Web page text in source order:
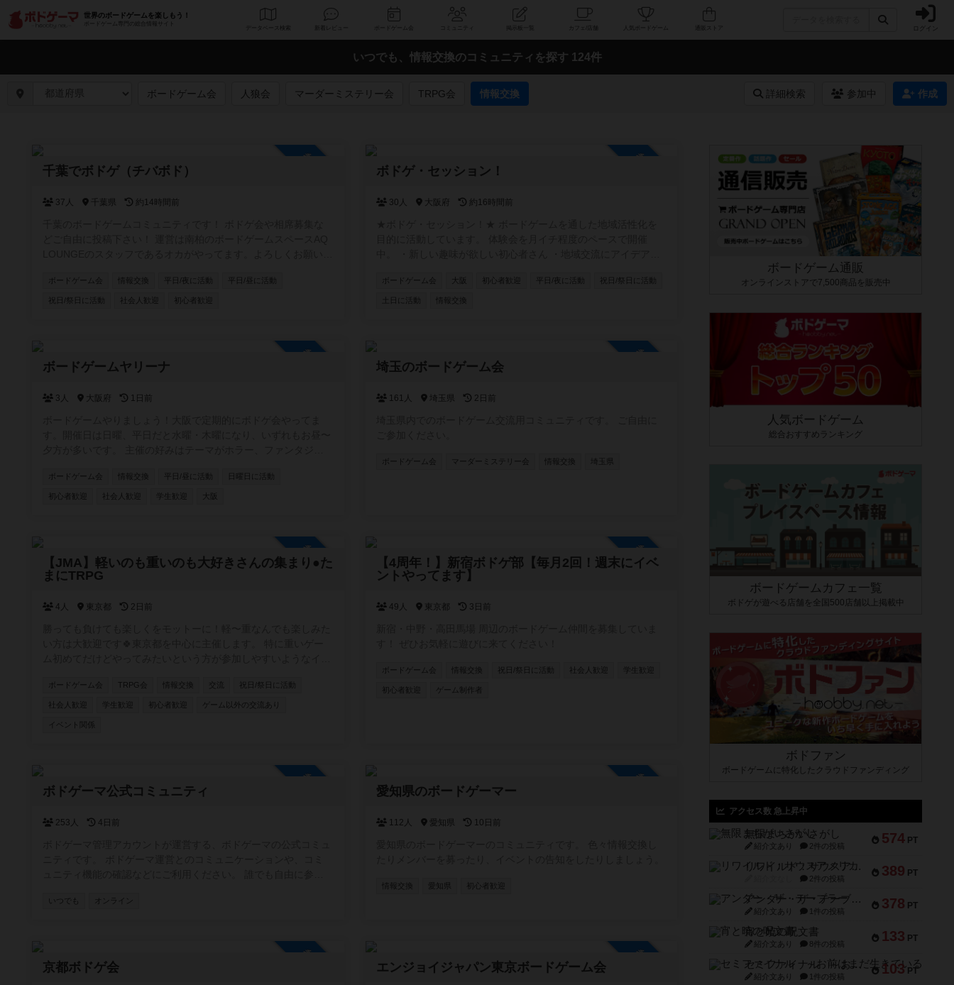
世界のボードゲームを楽しもう！
ボードゲーム専門の総合情報サイト
データベース コミュニティ 人気ボードゲーム ログイン
いつでも、情報交換のコミュニティを探す 124件
ボードゲーム会 人狼会 マーダーミステリー会 TRPG会 情報交換 詳細検索 参加中 作成
千葉でボドゲ（チバボド）
37人 千葉県 約14時間前
ボードゲーム会 情報交換 平日/夜に活動 平日/昼に活動
祝日/祭日に活動 社会人歓迎 初心者歓迎
ボドゲ・セッション！
30人 大阪府 約16時間前
ストプレイヤーが欲しいクリエーターさん お気軽にご参加くだ
さい！ https://www.instagram.com/boardgamesession/
ボードゲーム会 大阪 初心者歓迎 平日/夜に活動 祝日/祭日に活動
情報交換
ボードゲームヤリーナ
3人 大阪府 1日前
ャー作品よりは同人ゲームやマイナーなのが好き。 ちなみにボ
ードゲームアリーナとは関係ありません😆
ボードゲーム会 情報交換 平日/昼に活動
初心者歓迎 社会人歓迎 学生歓迎 大阪
埼玉のボードゲーム会
161人 埼玉県 2日前
ボードゲーム会 マーダーミステリー会 情報交換
参加自由
【JMA】軽いのも重いのも大好きさんの集まり●た
まにTRPG
4人 東京都 2日前
が、毎月新しいボドゲ開拓しているのでリクエストやおすすめも
受け付けます✨
ボードゲーム会 TRPG会 情報交換 交流 祝日/祭日に活動
社会人歓迎 学生歓迎 初心者歓迎 ゲーム以外の交流あり
イベント関係
参加自由
【4周年！】新宿ボドゲ部【毎月2回！週末にイベ
ントやってます】
49人 東京都 3日前
ボードゲーム会 情報交換 祝日/祭日に活動 社会人歓迎 学生歓迎
初心者歓迎 ゲーム制作者
ボドゲーマ公式コミュニティ
253人 4日前
いつでも オンライン
愛知県のボードゲーマー
112人 愛知県 10日前
情報交換 愛知県 初心者歓迎
京都ボドゲ会 エンジョイジャパン東京ボードゲーム会
ボードゲーム通販
オンラインストアで7,500商品を販売中
人気ボードゲーム
総合おすすめランキング
ボードゲームカフェ一覧
ボドゲが遊べる店舗を全国500店舗以上掲載中
ボドファン
ボードゲームに特化したクラウドファンディング
アクセス数 急上昇中
574 PT
無限まちがいさがし
紹介文あり 2件の投稿
389 PT
リワイルド：サウスアメリカ
2件の投稿
378 PT
アンダー・ザ・テーブラー
紹介文あり 1件の投稿
133 PT
宵と暁の呪文書
紹介文あり 8件の投稿
103 PT
セミファイナル ～お前はまだ生きている～
紹介文あり 1件の投稿